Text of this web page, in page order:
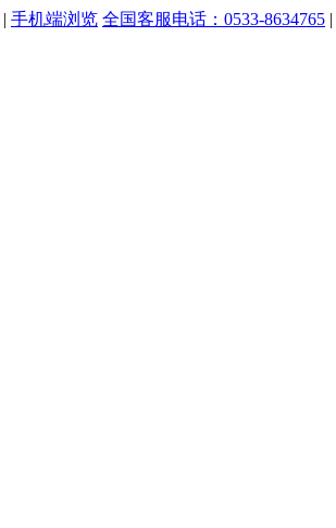
| 手机端浏览 全国客服电话：0533-8634765 |